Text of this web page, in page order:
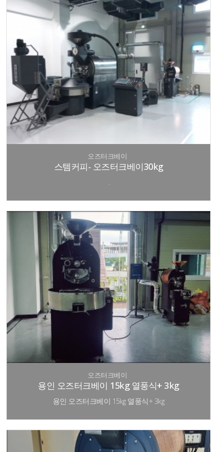
오즈터크베이
스템커피- 오즈터크베이30kg
.
오즈터크베이
용인 오즈터크베이 15kg 열풍식+ 3kg
용인 오즈터크베이 15kg 열풍식+ 3kg